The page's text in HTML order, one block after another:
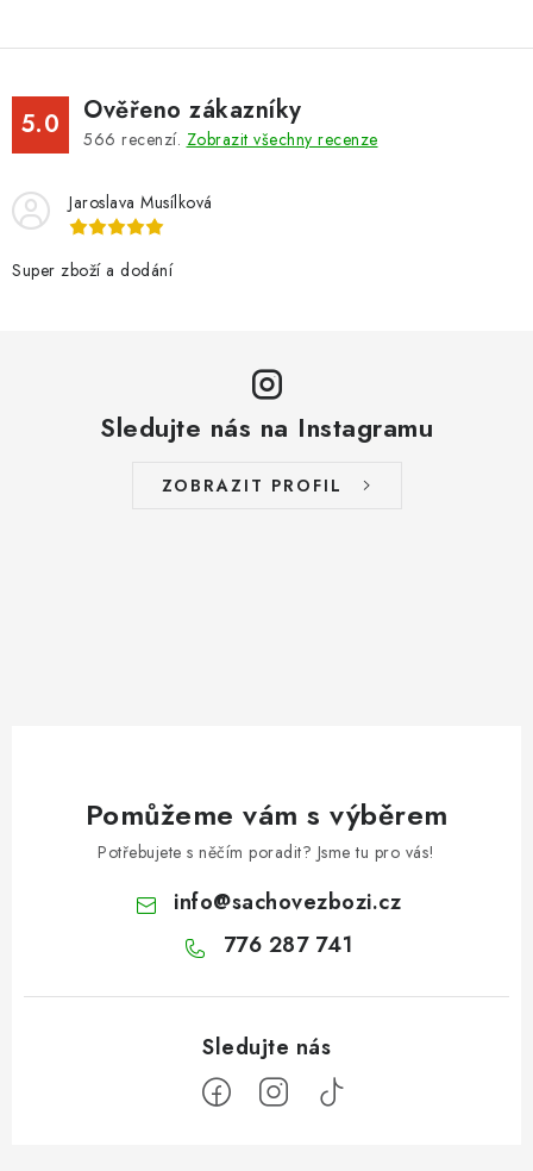
5.0 Ověřeno zákazníky
566 recenzí. Zobrazit všechny recenze
Jaroslava Musílková
Super zboží a dodání
Sledujte nás na Instagramu
ZOBRAZIT PROFIL
Pomůžeme vám s výběrem
Potřebujete s něčím poradit? Jsme tu pro vás!
info@sachovezbozi.cz
776 287 741